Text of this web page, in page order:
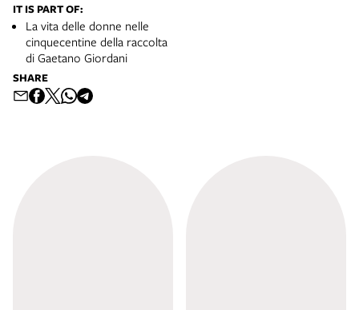
IT IS PART OF:
La vita delle donne nelle
cinquecentine della raccolta
di Gaetano Giordani
SHARE